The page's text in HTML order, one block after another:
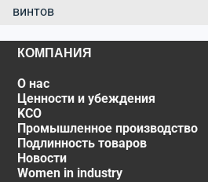
винтов
КОМПАНИЯ
О нас
Ценности и убеждения
KCO
Промышленное производство
Подлинность товаров
Новости
Women in industry